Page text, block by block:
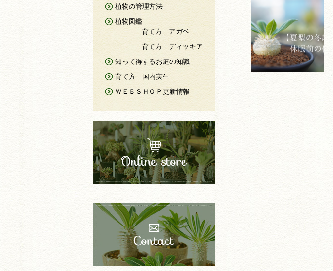
植物の管理方法
植物図鑑
育て方 アガベ
育て方 ディッキア
知って得するお庭の知識
育て方 国内実生
ＷＥＢＳＨＯＰ更新情報